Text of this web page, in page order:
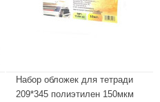
Набор обложек для тетради
209*345 полиэтилен 150мкм